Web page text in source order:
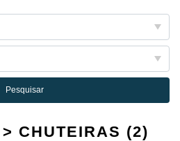
Pesquisar
CHUTEIRAS (2)